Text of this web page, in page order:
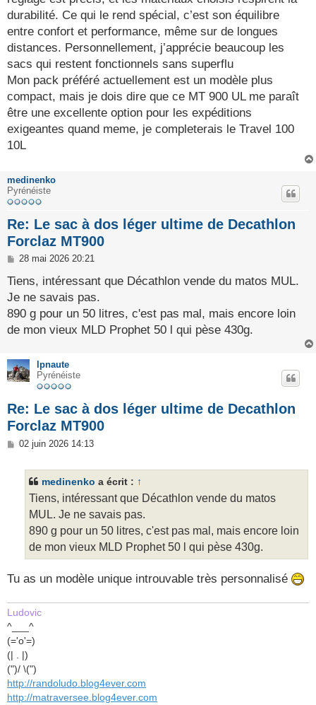
durabilité. Ce qui le rend spécial, c’est son équilibre
entre confort et performance, même sur de longues
distances. Personnellement, j’apprécie beaucoup les
sacs qui restent fonctionnels sans superflu
Mon pack préféré actuellement est un modèle plus
compact, mais je dois dire que ce MT 900 UL me paraît
être une excellente option pour les expéditions
exigeantes quand meme, je completerais le Travel 100
10L
medinenko
Pyrénéiste
Re: Le sac à dos léger ultime de Decathlon
Forclaz MT900
M
s
a
g
28 mai 2026 20:21
Tiens, intéressant que Décathlon vende du matos MUL.
Je ne savais pas.
890 g pour un 50 litres, c'est pas mal, mais encore loin
de mon vieux MLD Prophet 50 l qui pèse 430g.
lpnaute
Pyrénéiste
Re: Le sac à dos léger ultime de Decathlon
Forclaz MT900
M
02 juin 2026 14:13
medinenko a écrit : ↑
Tiens, intéressant que Décathlon vende du matos
MUL. Je ne savais pas.
890 g pour un 50 litres, c'est pas mal, mais encore loin
de mon vieux MLD Prophet 50 l qui pèse 430g.
Tu as un modèle unique introuvable très personnalisé
Ludovic
^___^
(='o'=)
(| . |)
(")/ \(")
http://randoludo.blog4ever.com
http://matraversee.blog4ever.com